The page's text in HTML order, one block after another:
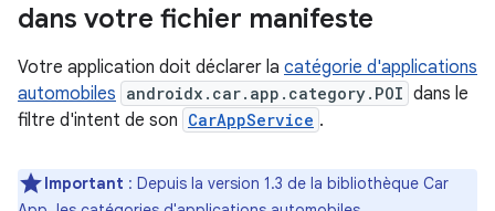
dans votre fichier manifeste
Votre application doit déclarer la catégorie d'applications
automobiles androidx.car.app.category.POI dans le
filtre d'intent de son CarAppService .
Important : Depuis la version 1.3 de la bibliothèque Car